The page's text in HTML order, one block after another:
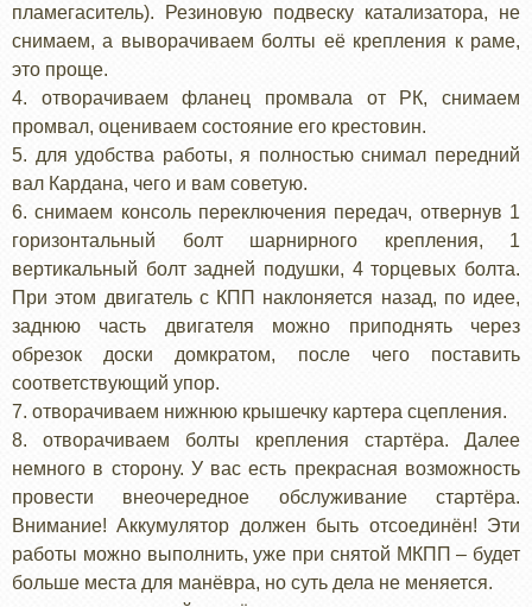
пламегаситель). Резиновую подвеску катализатора, не
снимаем, а выворачиваем болты её крепления к раме,
это проще.
4. отворачиваем фланец промвала от РК, снимаем
промвал, оцениваем состояние его крестовин.
5. для удобства работы, я полностью снимал передний
вал Кардана, чего и вам советую.
6. снимаем консоль переключения передач, отвернув 1
горизонтальный болт шарнирного крепления, 1
вертикальный болт задней подушки, 4 торцевых болта.
При этом двигатель с КПП наклоняется назад, по идее,
заднюю часть двигателя можно приподнять через
обрезок доски домкратом, после чего поставить
соответствующий упор.
7. отворачиваем нижнюю крышечку картера сцепления.
8. отворачиваем болты крепления стартёра. Далее
немного в сторону. У вас есть прекрасная возможность
провести внеочередное обслуживание стартёра.
Внимание! Аккумулятор должен быть отсоединён! Эти
работы можно выполнить, уже при снятой МКПП – будет
больше места для манёвра, но суть дела не меняется.